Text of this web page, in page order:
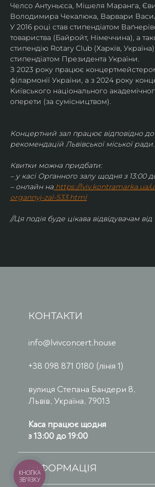
Челсо Антуньєса, Мішеля Маранга,
Володимира Чекалюка, Варвари
У 2016 році став стипендіатом
товариства (Байройт, Німеччина), а
стипендію Rotary Club (Харків,
стипендіатом Президента України.
З 2023 року працює
філармонії України, а з 2024 року
Київського національного
оперети (за сумісництвом).
Концертний зал працює відповідно
рекомендацій Львівської міської ради.
Квитки можна придбати:
– у касі Органного залу щодня з 13:00
– онлайн на https://lviv.kontramarka.ua/
organnyj-zal-533.html
//Ця подія буде цікава відвідувачам від
КОНТАКТИ
info@lvivconcert.house
+38 098 871 0180 (лінія 1)
вулиця Степана Бандери 8,
Львів, Україна, 79013
Каса працює щодня
з 13:00 до 19:00
ІНФОРМАЦІЯ
КНОПКА
ЗВ'ЯЗКУ